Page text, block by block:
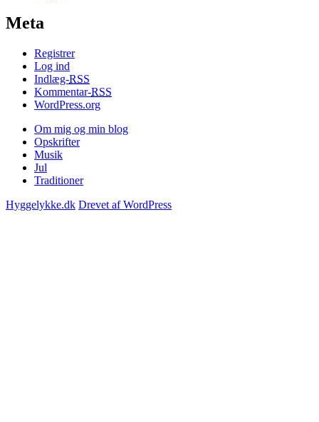
Meta
Registrer
Log ind
Indlæg-RSS
Kommentar-RSS
WordPress.org
Om mig og min blog
Opskrifter
Musik
Jul
Traditioner
Hyggelykke.dk Drevet af WordPress